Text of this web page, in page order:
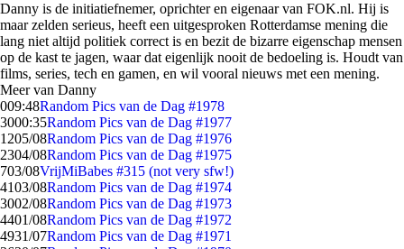
Danny is de initiatiefnemer, oprichter en eigenaar van FOK.nl. Hij is
maar zelden serieus, heeft een uitgesproken Rotterdamse mening die
lang niet altijd politiek correct is en bezit de bizarre eigenschap mensen
op de kast te jagen, waar dat eigenlijk nooit de bedoeling is. Houdt van
films, series, tech en gamen, en wil vooral nieuws met een mening.
Meer van Danny
009:48Random Pics van de Dag #1978
3000:35Random Pics van de Dag #1977
1205/08Random Pics van de Dag #1976
2304/08Random Pics van de Dag #1975
703/08VrijMiBabes #315 (not very sfw!)
4103/08Random Pics van de Dag #1974
3002/08Random Pics van de Dag #1973
4401/08Random Pics van de Dag #1972
4931/07Random Pics van de Dag #1971